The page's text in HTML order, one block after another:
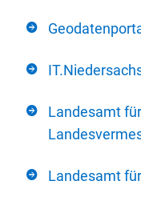
Landesamt
Landesamt